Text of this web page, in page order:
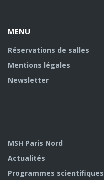
MENU
Réservations de salles
Mentions légales
Newsletter
MSH Paris Nord
Actualités
Programmes scientifiques